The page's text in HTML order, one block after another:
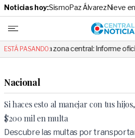
Noticias hoy:SismoPaz ÁlvarezNieve
ESTÁ PASANDO:
zona central: Informe oficial confirma la
Nacional
Si haces esto al manejar con tus
$200 mil en multa
Descubre las multas por